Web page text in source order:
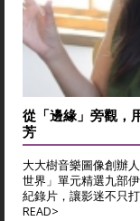
從「邊緣」旁觀
芳
大大樹音樂圖像創辦
世界」單元精選九部
紀錄片，讓影迷不只
READ>